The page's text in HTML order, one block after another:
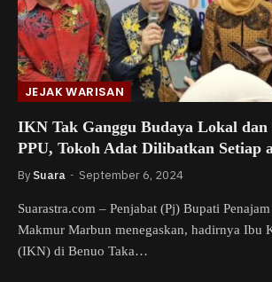
JEJAK WARISAN
IKN Tak Ganggu Budaya Lokal
PPU, Tokoh Adat Dilibatkan Setiap
By Suara September 6, 2024
Suarastra.com – Penjabat (Pj) Bupati
Makmur Marbun menegaskan, hadirnya Ibu
(IKN) di Benuo Taka…